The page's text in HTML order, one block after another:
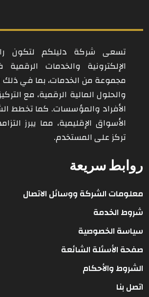
تسعى شركة دليلكم لتكون
الإلكترونية والخدمات
مجموعة من الخدمات، بما في ذلك
والحلول المالية الرقمية، مع
الأفراد والمؤسسات. كما تخطط
الأسواق الإقليمية، مما يبرز
تركز على المستخدم.
روابط سريعة
معلومات الشركة ووسائل الاتصال
شروط الخدمة
سياسة الخصوصية
صفحة الأسئلة الشائعة
الشروط والأحكام
اتصل بنا